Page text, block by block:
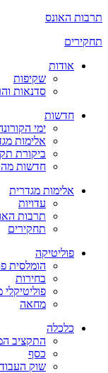
תרבות האונס
תחקירים
אודות
שקיפות
סדנאות
חדשות
ימי
אלימות
ביקורת
חדשות
אלימות מגדרית
עדויות
תרבות
תחקירים
פוליטיקה
הומלסית
בחירות
מחאה
כלכלה
התקציב
כסף
שוק